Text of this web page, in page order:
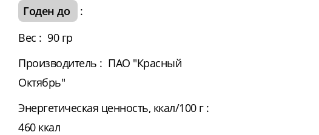
Годен до
:
Вес : 90 гр
Производитель : ПАО "Красный
Октябрь"
Энергетическая ценность, ккал/100 г :
460 ккал